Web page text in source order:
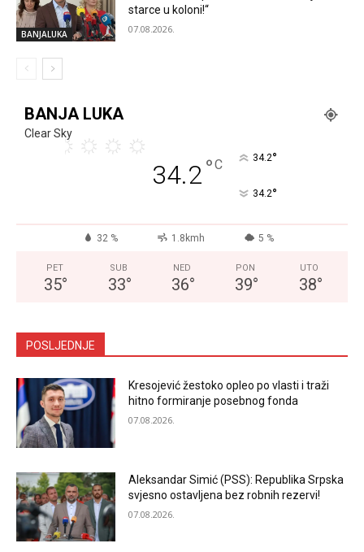
BANJALUKA
starce u koloni!“
07.08.2026.
BANJA LUKA
Clear Sky
34.2°C 34.2°
34.2°
32 % 1.8kmh 5 %
PET
35°
SUB
33°
NED
36°
PON
39°
UTO
38°
POSLJEDNJE
Kresojević žestoko opleo po vlasti i traži
hitno formiranje posebnog fonda
07.08.2026.
Aleksandar Simić (PSS): Republika Srpska
svjesno ostavljena bez robnih rezervi!
07.08.2026.